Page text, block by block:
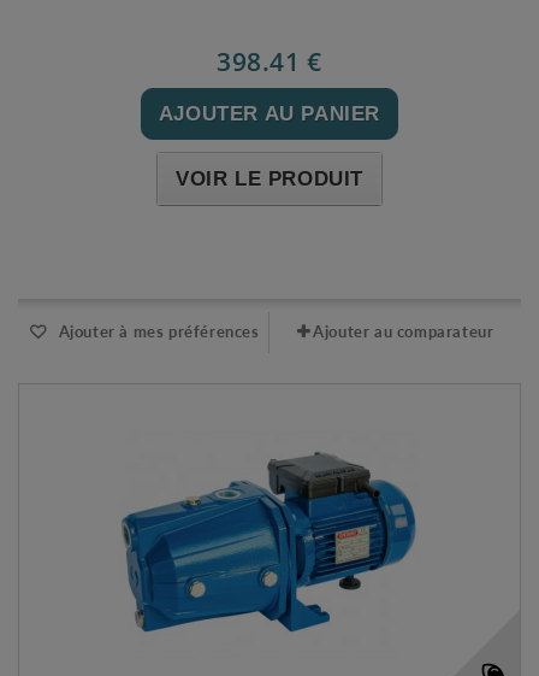
398.41 €
AJOUTER AU PANIER
VOIR LE PRODUIT
Ajouter à mes préférences Ajouter au comparateur